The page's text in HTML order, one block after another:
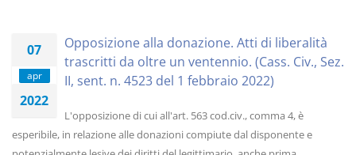
07
apr
2022
Opposizione alla donazione. Atti di liberalità
trascritti da oltre un ventennio. (Cass. Civ., Sez.
II, sent. n. 4523 del 1 febbraio 2022)
L'opposizione di cui all'art. 563 cod.civ., comma 4, è
esperibile, in relazione alle donazioni compiute dal disponente e